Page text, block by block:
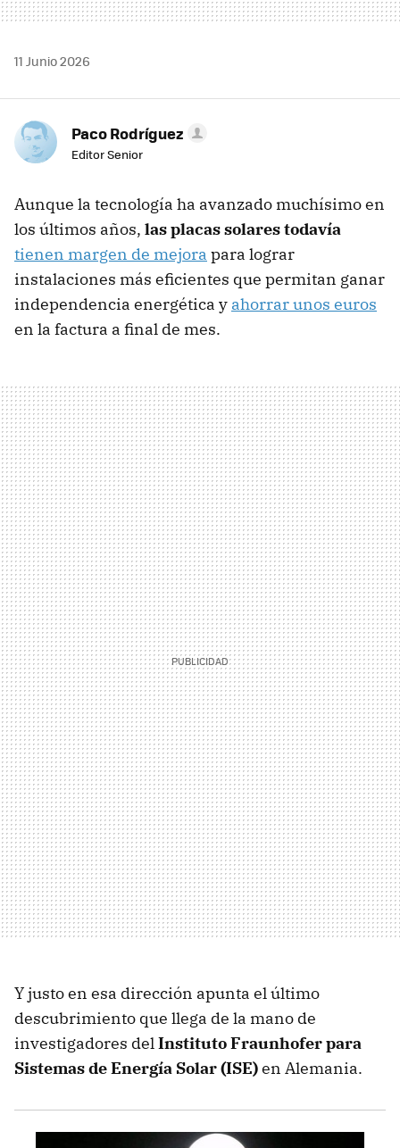
11 Junio 2026
Paco Rodríguez
Editor Senior
Aunque la tecnología ha avanzado muchísimo en
los últimos años, las placas solares todavía
tienen margen de mejora para lograr
instalaciones más eficientes que permitan ganar
independencia energética y ahorrar unos euros
en la factura a final de mes.
Y justo en esa dirección apunta el último
descubrimiento que llega de la mano de
investigadores delInstituto Fraunhofer para
Sistemas de Energía Solar (ISE)en Alemania.